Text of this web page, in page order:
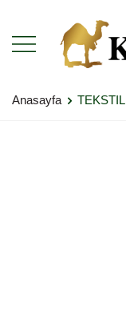
Anasayfa TEKSTIL